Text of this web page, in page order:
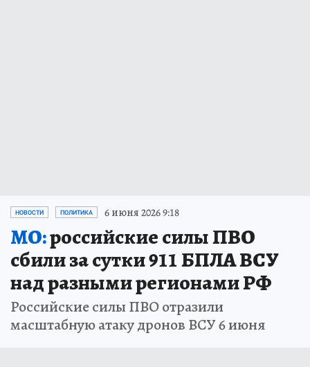
НОВОСТИ ПОЛИТИКА 6 июня 2026 9:18
МО:российские силы ПВО
сбили за сутки 911 БПЛА ВСУ
над разными регионами РФ
Российские силы ПВО отразили
масштабную атаку дронов ВСУ 6 июня